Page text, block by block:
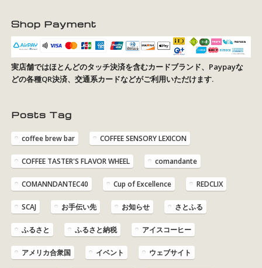
Shop Payment
実店舗ではほとんどのタッチ決済を含むカードブランド、Paypayな
どの各種QR決済、交通系カードなどがご利用いただけます.
Posts Tag
coffee brew bar COFFEE SENSORY LEXICON
COFFEE TASTER'S FLAVOR WHEEL comandante
COMANNDANTEC40 Cup of Excellence REDCLIX
SCAJ お手伝い先 お知らせ さとふる
ふるさと ふるさと納税 アイスコーヒー
アメリカ合衆国 イベント ウェブサイト